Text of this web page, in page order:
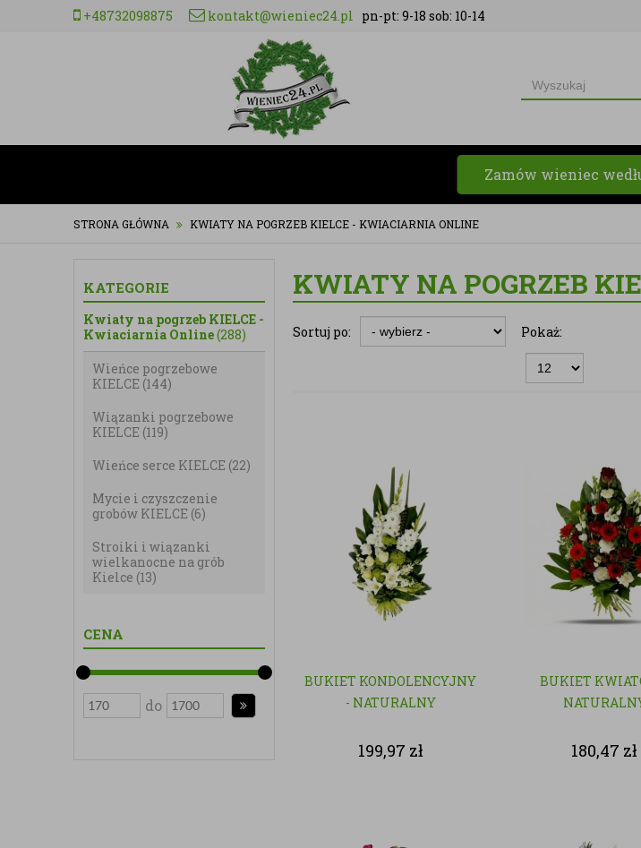
+48732098875 kontakt@wieniec24.pl pn-pt: 9-18 sob: 10-14
Zamów wieniec
STRONA GŁÓWNA KWIATY NA POGRZEB KIELCE - KWIACIARNIA ONLINE
KATEGORIE
Kwiaty na pogrzeb KIELCE -
Kwiaciarnia Online(288)
Wieńce pogrzebowe
KIELCE (144)
Wiązanki pogrzebowe
KIELCE (119)
Wieńce serce KIELCE (22)
Mycie i czyszczenie
grobów KIELCE (6)
Stroiki i wiązanki
wielkanocne na grób
Kielce (13)
CENA
do
KWIATY NA POGRZEB
Sortuj po: Pokaż:
BUKIET KONDOLENCYJNY
- NATURALNY
199,97 zł
BUKIET
180,47 zł